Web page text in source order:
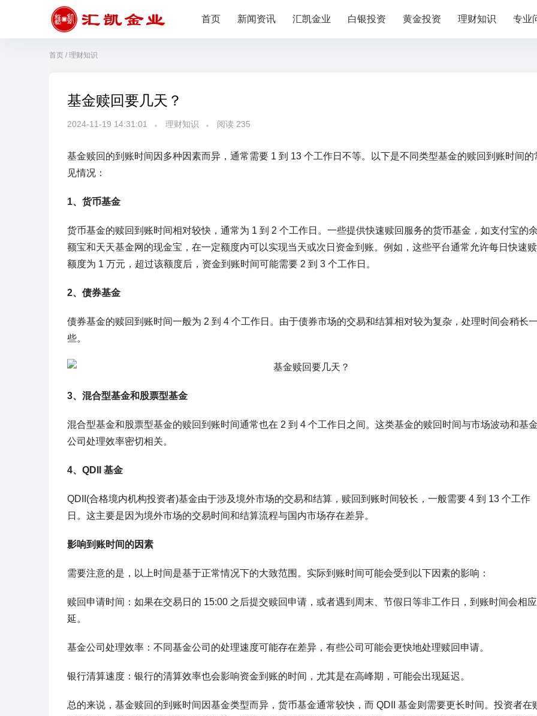
首页 新闻资讯 汇凯金业 白银投资 黄金投资 理财知识 专业
首页 / 理财知识
基金赎回要几天？
2024-11-19 14:31:01 理财知识 阅读 235
基金赎回的到账时间因多种因素而异，通常需要 1 到 13 个工作日不等。以下是不同类型基金的赎回到账时间的
见情况：
1、货币基金
货币基金的赎回到账时间相对较快，通常为 1 到 2 个工作日。一些提供快速赎回服务的货币基金，如支付宝的余
额宝和天天基金网的现金宝，在一定额度内可以实现当天或次日资金到账。例如，这些平台通常允许每日快速赎
额度为 1 万元，超过该额度后，资金到账时间可能需要 2 到 3 个工作日。
2、债券基金
债券基金的赎回到账时间一般为 2 到 4 个工作日。由于债券市场的交易和结算相对较为复杂，处理时间会稍长一
些。
3、混合型基金和股票型基金
混合型基金和股票型基金的赎回到账时间通常也在 2 到 4 个工作日之间。这类基金的赎回时间与市场波动和基金
公司处理效率密切相关。
4、QDII 基金
QDII(合格境内机构投资者)基金由于涉及境外市场的交易和结算，赎回到账时间较长，一般需要 4 到 13 个工作
日。这主要是因为境外市场的交易时间和结算流程与国内市场存在差异。
影响到账时间的因素
需要注意的是，以上时间是基于正常情况下的大致范围。实际到账时间可能会受到以下因素的影响：
赎回申请时间：如果在交易日的 15:00 之后提交赎回申请，或者遇到周末、节假日等非工作日，到账时间会相
延。
基金公司处理效率：不同基金公司的处理速度可能存在差异，有些公司可能会更快地处理赎回申请。
银行清算速度：银行的清算效率也会影响资金到账的时间，尤其是在高峰期，可能会出现延迟。
总的来说，基金赎回的到账时间因基金类型而异，货币基金通常较快，而 QDII 基金则需要更长时间。投资者在